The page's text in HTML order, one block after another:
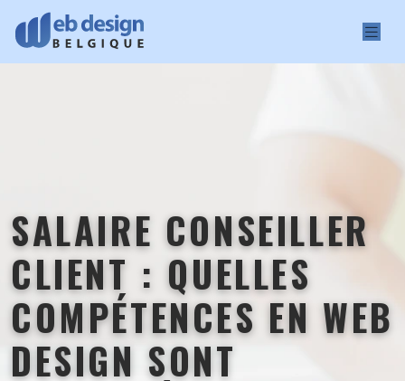
SALAIRE CONSEILLER
CLIENT : QUELLES
COMPÉTENCES EN WEB
DESIGN SONT